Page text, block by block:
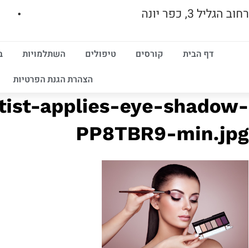
רחוב הגליל 3, כפר יונה
דף הבית קורסים טיפולים השתלמויות
הצהרת הגנת הפרטיות
applies-eye-shadow-
PP8TBR9-min.jpg